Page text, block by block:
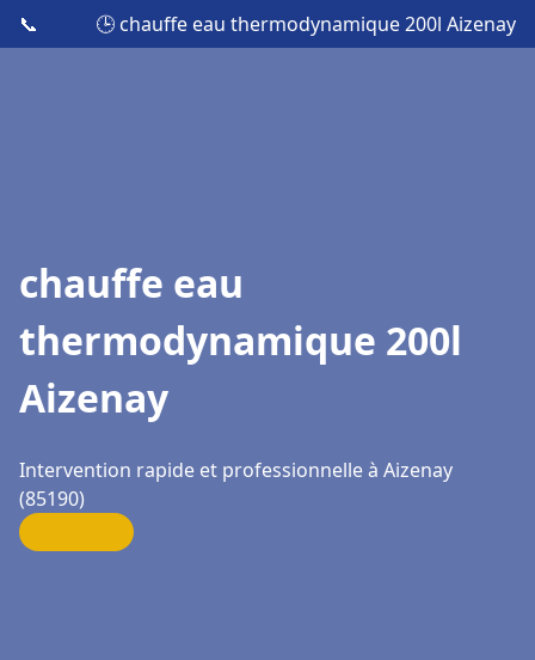
📞 🕒 chauffe eau thermodynamique 200l Aizenay
chauffe eau
thermodynamique 200l
Aizenay
Intervention rapide et professionnelle à Aizenay
(85190)